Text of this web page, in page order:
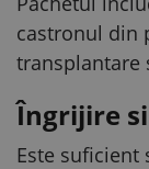
castronul din
transplantare
Îngrijire
Este suficient